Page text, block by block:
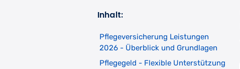
Inhalt:
Pflegeversicherung Leistungen
2026 - Überblick und Grundlagen
Pflegegeld - Flexible Unterstützung